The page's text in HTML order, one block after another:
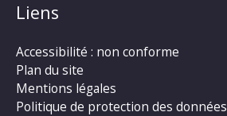
Liens
Accessibilité : non conforme
Plan du site
Mentions légales
Politique de protection des données